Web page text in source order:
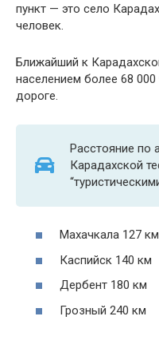
пункт — это село
человек.
Ближайший к
населением более 68
дороге.
Расстояние по
Карадахской
Махачкала 127 км
Каспийск 140 км
Дербент 180 км
Грозный 240 км